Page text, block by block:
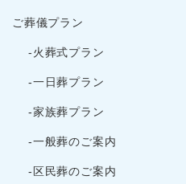
2022年10月
2022年9月
2022年8月
2022年5月
2022年4月
ご葬儀プラン
-火葬式プラン
-一日葬プラン
-家族葬プラン
-一般葬のご案内
-区民葬のご案内